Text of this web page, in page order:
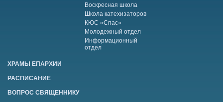
Воскресная школа
Школа катехизаторов
КЮС «Спас»
Молодежный отдел
Информационный
отдел
ХРАМЫ ЕПАРХИИ
РАСПИСАНИЕ
ВОПРОС СВЯЩЕННИКУ